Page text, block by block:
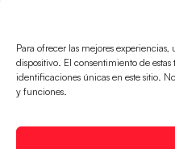
Para ofrecer las mejores
dispositivo. El consentimiento de
identificaciones únicas en este sitio.
y funciones.